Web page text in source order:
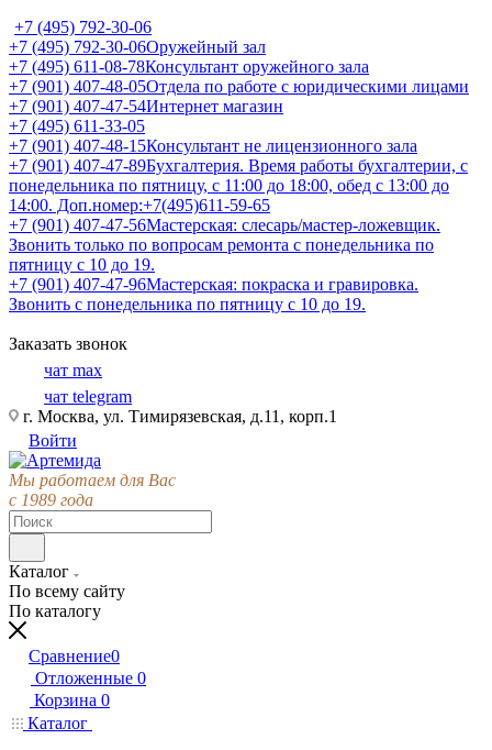
+7 (495) 792-30-06
+7 (495) 792-30-06Оружейный зал
+7 (495) 611-08-78Консультант оружейного зала
+7 (901) 407-48-05Отдела по работе с юридическими лицами
+7 (901) 407-47-54Интернет магазин
+7 (495) 611-33-05
+7 (901) 407-48-15Консультант не лицензионного зала
+7 (901) 407-47-89Бухгалтерия. Время работы бухгалтерии, с
понедельника по пятницу, с 11:00 до 18:00, обед с 13:00 до
14:00. Доп.номер:+7(495)611-59-65
+7 (901) 407-47-56Мастерская: слесарь/мастер-ложевщик.
Звонить только по вопросам ремонта с понедельника по
пятницу с 10 до 19.
+7 (901) 407-47-96Мастерская: покраска и гравировка.
Звонить с понедельника по пятницу с 10 до 19.
Заказать звонок
чат max
чат telegram
г. Москва, ул. Тимирязевская, д.11, корп.1
Войти
Мы работаем для Вас
с 1989 года
Каталог
По всему сайту
По каталогу
Сравнение0
Отложенные 0
Корзина 0
Каталог